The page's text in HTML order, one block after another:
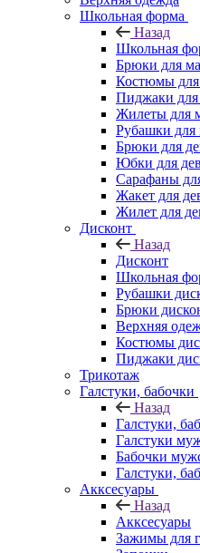
Школьная форма
Назад
Школьная
Брюки для
Костюмы для
Пиджаки для
Жилеты для
Рубашки для
Брюки для
Юбки для
Сарафаны
Жакет для
Жилет для
Дисконт
Назад
Дисконт
Школьная
Рубашки
Брюки
Верхняя
Костюмы
Пиджаки
Трикотаж
Галстуки, бабочки
Назад
Галстуки,
Галстуки
Бабочки
Галстуки,
Акксесуары
Назад
Акксесуары
Зажимы для